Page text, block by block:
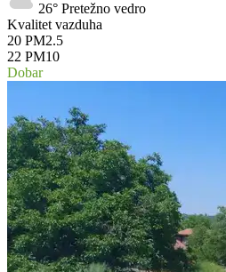
26° Pretežno vedro
Kvalitet vazduha
20 PM2.5
22 PM10
Dobar